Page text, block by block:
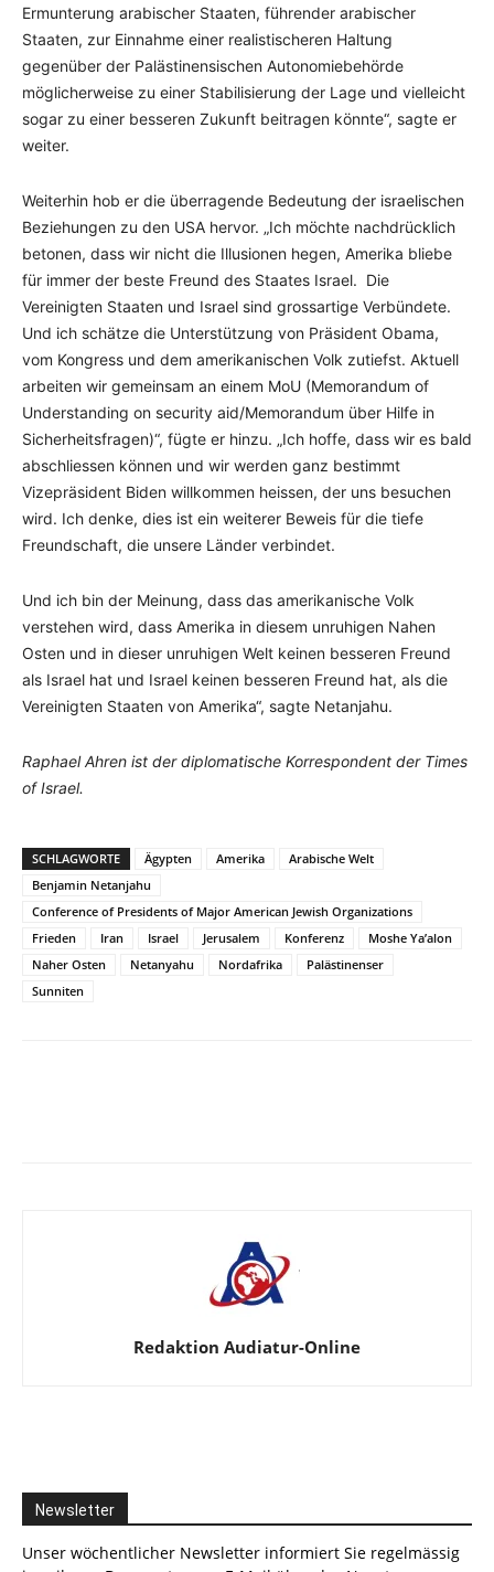
Ermunterung arabischer Staaten, führender arabischer
Staaten, zur Einnahme einer realistischeren Haltung
gegenüber der Palästinensischen Autonomiebehörde
möglicherweise zu einer Stabilisierung der Lage und vielleicht
sogar zu einer besseren Zukunft beitragen könnte“, sagte er
weiter.
Weiterhin hob er die überragende Bedeutung der israelischen
Beziehungen zu den USA hervor. „Ich möchte nachdrücklich
betonen, dass wir nicht die Illusionen hegen, Amerika bliebe
für immer der beste Freund des Staates Israel. Die
Vereinigten Staaten und Israel sind grossartige Verbündete.
Und ich schätze die Unterstützung von Präsident Obama,
vom Kongress und dem amerikanischen Volk zutiefst. Aktuell
arbeiten wir gemeinsam an einem MoU (Memorandum of
Understanding on security aid/Memorandum über Hilfe in
Sicherheitsfragen)“, fügte er hinzu. „Ich hoffe, dass wir es bald
abschliessen können und wir werden ganz bestimmt
Vizepräsident Biden willkommen heissen, der uns besuchen
wird. Ich denke, dies ist ein weiterer Beweis für die tiefe
Freundschaft, die unsere Länder verbindet.
Und ich bin der Meinung, dass das amerikanische Volk
verstehen wird, dass Amerika in diesem unruhigen Nahen
Osten und in dieser unruhigen Welt keinen besseren Freund
als Israel hat und Israel keinen besseren Freund hat, als die
Vereinigten Staaten von Amerika“, sagte Netanjahu.
Raphael Ahren ist der diplomatische Korrespondent der Times
of Israel.
SCHLAGWORTE Ägypten Amerika
Arabische Welt
Benjamin Netanjahu
Conference of Presidents of Major American Jewish Organizations
Frieden
Iran Israel Jerusalem Konferenz
Moshe Ya’alon
Naher Osten
Netanyahu Nordafrika
Palästinenser
Sunniten
Redaktion Audiatur-Online
Newsletter
Unser wöchentlicher Newsletter informiert Sie regelmässig